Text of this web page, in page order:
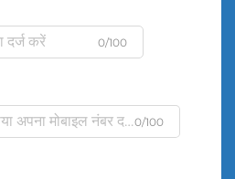
0/100
0/100